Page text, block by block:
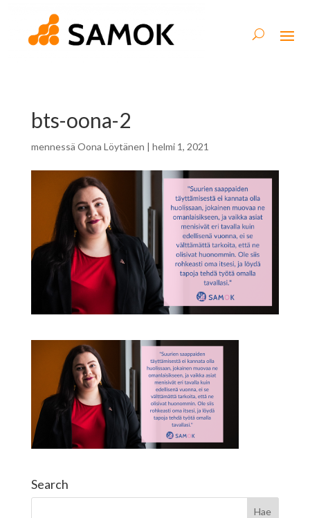
bts-oona-2
mennessä Oona Löytänen | helmi 1, 2021
Search